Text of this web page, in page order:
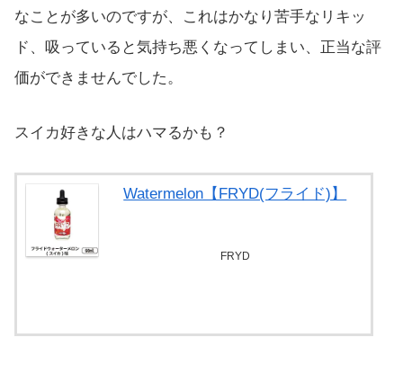
なことが多いのですが、これはかなり苦手なリキッ
ド、吸っていると気持ち悪くなってしまい、正当な評
価ができませんでした。
スイカ好きな人はハマるかも？
Watermelon【FRYD(フライド)】
FRYD